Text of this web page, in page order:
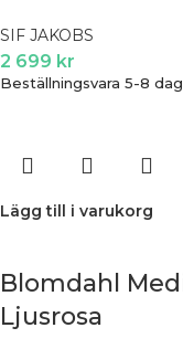
SIF JAKOBS
2 699 kr
Beställningsvara 5-8
Lägg till i varukorg
Blomdahl
Ljusrosa